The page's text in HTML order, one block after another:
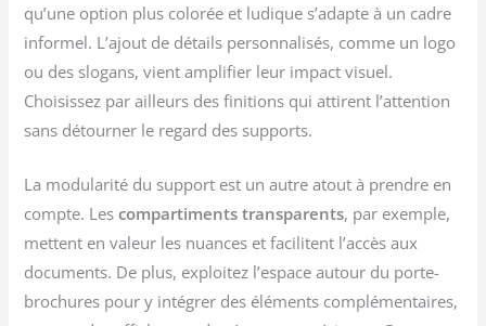
qu’une option plus colorée et ludique s’adapte à un cadre
informel. L’ajout de détails personnalisés, comme un logo
ou des slogans, vient amplifier leur impact visuel.
Choisissez par ailleurs des finitions qui attirent l’attention
sans détourner le regard des supports.
La modularité du support est un autre atout à prendre en
compte. Lescompartiments transparents, par exemple,
mettent en valeur les nuances et facilitent l’accès aux
documents. De plus, exploitez l’espace autour du porte-
brochures pour y intégrer des éléments complémentaires,